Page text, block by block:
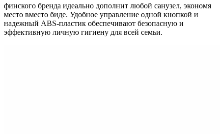
финского бренда идеально дополнит любой санузел, экономя
место вместо биде. Удобное управление одной кнопкой и
надежный ABS-пластик обеспечивают безопасную и
эффективную личную гигиену для всей семьи.